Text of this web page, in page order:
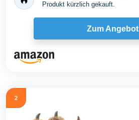
Produkt kürzlich gekauft.
Zum Angebot
2